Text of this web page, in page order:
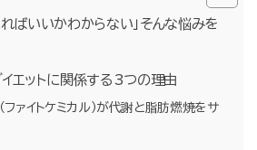
ばいいかわからない」そんな悩みを
イエットに関係する3つの理由
ァイトケミカル）が代謝と脂肪燃焼をサ